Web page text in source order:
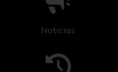
Noticias